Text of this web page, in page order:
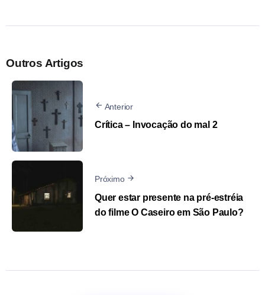
Outros Artigos
Anterior
Crítica – Invocação do mal 2
Próximo
Quer estar presente na pré-estréia
do filme O Caseiro em São Paulo?